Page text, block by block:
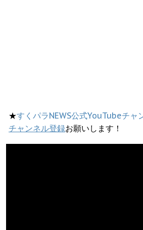
★すくパラNEWS公式YouTubeチャ
チャンネル登録お願いします！